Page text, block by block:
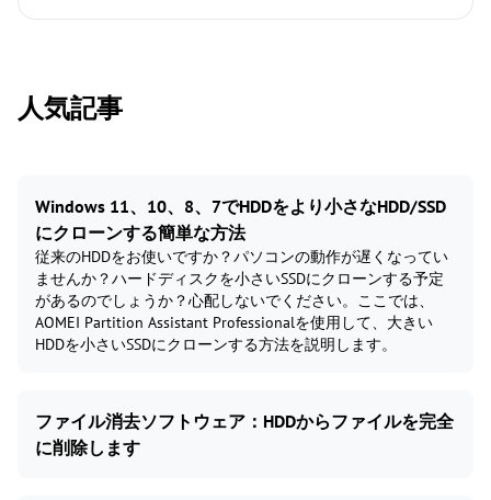
人気記事
Windows 11、10、8、7でHDDをより小さなHDD/SSD
にクローンする簡単な方法
従来のHDDをお使いですか？パソコンの動作が遅くなってい
ませんか？ハードディスクを小さいSSDにクローンする予定
があるのでしょうか？心配しないでください。ここでは、
AOMEI Partition Assistant Professionalを使用して、大きい
HDDを小さいSSDにクローンする方法を説明します。
ファイル消去ソフトウェア：HDDからファイルを完全
に削除します